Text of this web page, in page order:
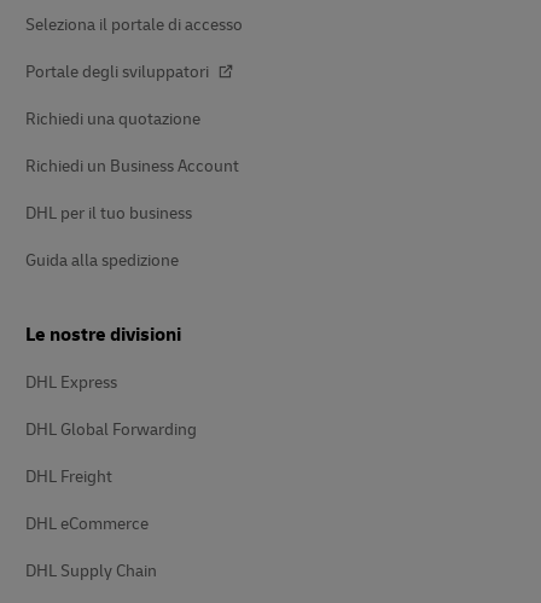
Seleziona il portale di accesso
Portale degli sviluppatori
Richiedi una quotazione
Richiedi un Business Account
DHL per il tuo business
Guida alla spedizione
Le nostre divisioni
DHL Express
DHL Global Forwarding
DHL Freight
DHL eCommerce
DHL Supply Chain